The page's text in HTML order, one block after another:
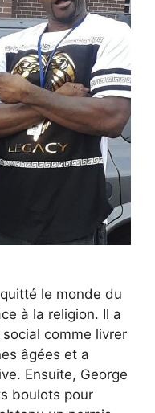
le monde du
à la religion. Il a
comme livrer
âgées et a
Ensuite, George
boulots pour